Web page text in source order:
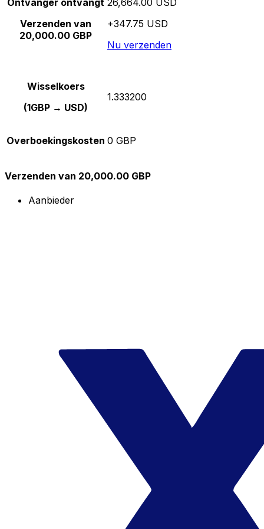
Verzenden van
20,000.00 GBP
+347.75 USD
Nu verzenden
Wisselkoers
(1GBP → USD)
1.333200
Overboekingskosten 0 GBP
Verzenden van 20,000.00 GBP
Aanbieder